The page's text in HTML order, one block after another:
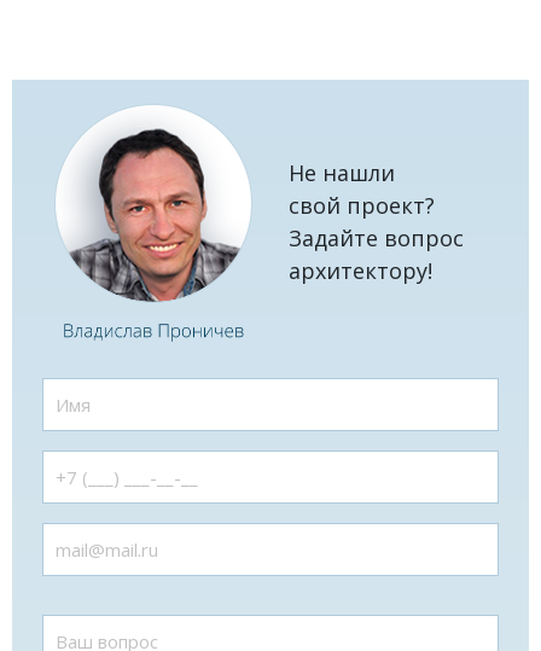
Не нашли
свой проект?
Задайте вопрос
архитектору!